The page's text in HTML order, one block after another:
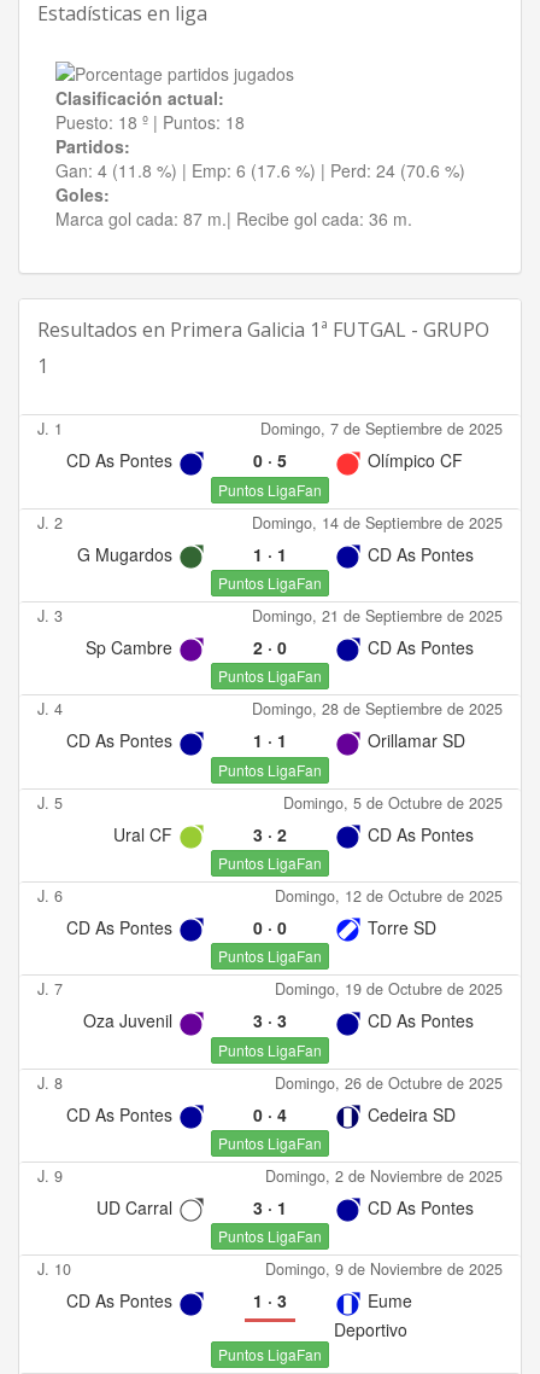
Estadísticas en liga
Clasificación actual:
Puesto: 18 º | Puntos: 18
Partidos:
Gan: 4 (11.8 %) | Emp: 6 (17.6 %) | Perd: 24 (70.6 %)
Goles:
Marca gol cada: 87 m.| Recibe gol cada: 36 m.
Resultados en Primera Galicia 1ª FUTGAL - GRUPO
1
J. 1 Domingo, 7 de Septiembre de 2025
CD As Pontes 0· 5 Olímpico CF
Puntos LigaFan
J. 2 Domingo, 14 de Septiembre de 2025
G Mugardos 1 · 1 CD As Pontes
Puntos LigaFan
J. 3 Domingo, 21 de Septiembre de 2025
Sp Cambre 2· 0 CD As Pontes
Puntos LigaFan
J. 4 Domingo, 28 de Septiembre de 2025
CD As Pontes 1 · 1 Orillamar SD
Puntos LigaFan
J. 5 Domingo, 5 de Octubre de 2025
Ural CF 3· 2 CD As Pontes
Puntos LigaFan
J. 6 Domingo, 12 de Octubre de 2025
CD As Pontes 0· 0 Torre SD
Puntos LigaFan
J. 7 Domingo, 19 de Octubre de 2025
Oza Juvenil 3· 3 CD As Pontes
Puntos LigaFan
J. 8 Domingo, 26 de Octubre de 2025
CD As Pontes 0· 4 Cedeira SD
Puntos LigaFan
J. 9 Domingo, 2 de Noviembre de 2025
UD Carral 3· 1 CD As Pontes
Puntos LigaFan
J. 10 Domingo, 9 de Noviembre de 2025
CD As Pontes 1 · 3
Eume
Deportivo
Puntos LigaFan